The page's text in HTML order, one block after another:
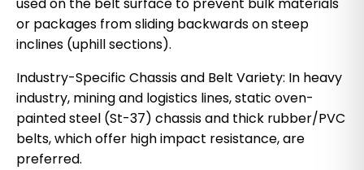
used on the belt surface to prevent bulk materials
or packages from sliding backwards on steep
inclines (uphill sections).
Industry-Specific Chassis and Belt Variety: In heavy
industry, mining and logistics lines, static oven-
painted steel (St-37) chassis and thick rubber/PVC
belts, which offer high impact resistance, are
preferred.